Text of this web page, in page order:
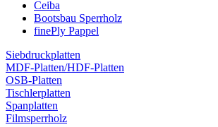
Ceiba
Bootsbau Sperrholz
finePly Pappel
Siebdruckplatten
MDF-Platten/HDF-Platten
OSB-Platten
Tischlerplatten
Spanplatten
Filmsperrholz